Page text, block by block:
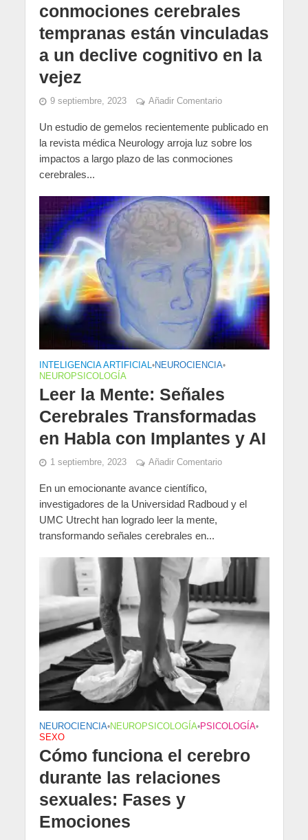
conmociones cerebrales
tempranas están vinculadas
a un declive cognitivo en la
vejez
9 septiembre, 2023 Añadir Comentario
Un estudio de gemelos recientemente publicado en
la revista médica Neurology arroja luz sobre los
impactos a largo plazo de las conmociones
cerebrales...
INTELIGENCIA ARTIFICIAL•NEUROCIENCIA•
NEUROPSICOLOGÍA
Leer la Mente: Señales
Cerebrales Transformadas
en Habla con Implantes y AI
1 septiembre, 2023 Añadir Comentario
En un emocionante avance científico,
investigadores de la Universidad Radboud y el
UMC Utrecht han logrado leer la mente,
transformando señales cerebrales en...
NEUROCIENCIA•NEUROPSICOLOGÍA•PSICOLOGÍA•
SEXO
Cómo funciona el cerebro
durante las relaciones
sexuales: Fases y
Emociones